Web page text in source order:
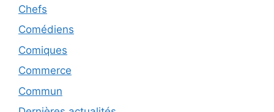
Chefs
Comédiens
Comiques
Commerce
Commun